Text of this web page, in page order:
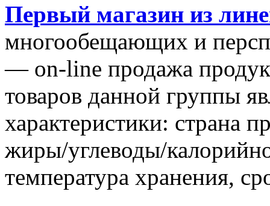
Первый магазин из
многообещающих и
— on-line продажа
товаров данной группы
характеристики: страна
жиры/углеводы/
температура хранения,